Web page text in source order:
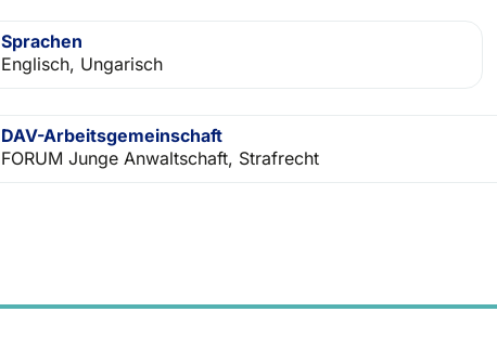
Sprachen
Englisch, Ungarisch
DAV-Arbeitsgemeinschaft
FORUM Junge Anwaltschaft, Strafrecht